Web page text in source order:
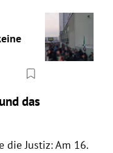
das
die Justiz: Am 16.